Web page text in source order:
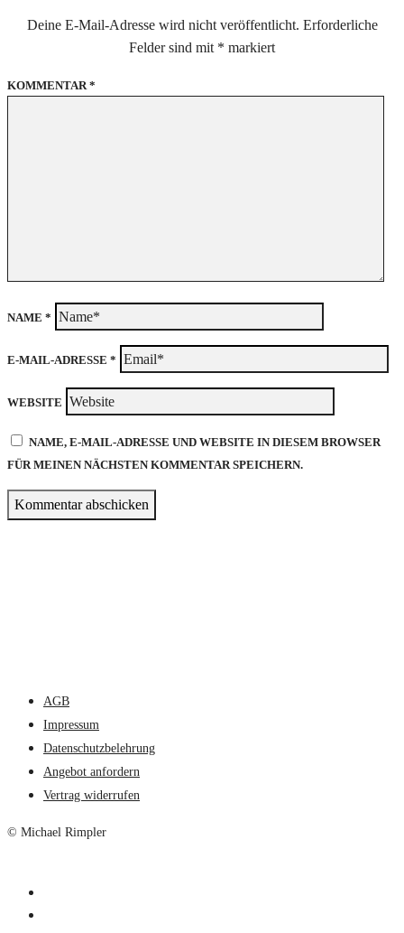
Deine E-Mail-Adresse wird nicht veröffentlicht. Erforderliche
Felder sind mit * markiert
KOMMENTAR *
NAME *
E-MAIL-ADRESSE *
WEBSITE
NAME, E-MAIL-ADRESSE UND WEBSITE IN DIESEM BROWSER
FÜR MEINEN NÄCHSTEN KOMMENTAR SPEICHERN.
AGB
Impressum
Datenschutzbelehrung
Angebot anfordern
Vertrag widerrufen
© Michael Rimpler